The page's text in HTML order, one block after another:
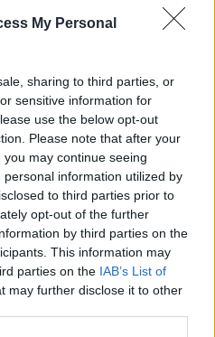
My Personal
sharing to third parties, or
sensitive information for
use the below opt-out
Please note that after your
may continue seeing
information utilized by
to third parties prior to
opt-out of the further
by third parties on the
This information may
parties on the IAB’s List of
may further disclose it to other